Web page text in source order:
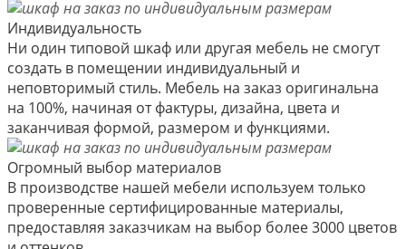
Индивидуальность
Ни один типовой шкаф или другая мебель не смогут
создать в помещении индивидуальный и
неповторимый стиль. Мебель на заказ оригинальна
на 100%, начиная от фактуры, дизайна, цвета и
заканчивая формой, размером и функциями.
Огромный выбор материалов
В производстве нашей мебели используем только
проверенные сертифицированные материалы,
предоставляя заказчикам на выбор более 3000 цветов